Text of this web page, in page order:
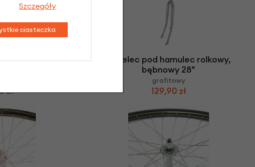
rolkowy,
zł
Widelec pod hamulec rolkowy,
bębnowy 28"
grafitowy
129,90 zł
Szczegóły
ciasteczka